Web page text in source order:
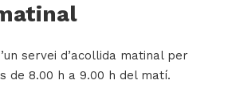
servei d’acollida matinal per
de 8.00 h a 9.00 h del matí.